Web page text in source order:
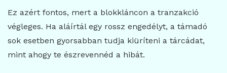
Ez azért fontos, mert a blokkláncon a tranzakció
végleges. Ha aláírtál egy rossz engedélyt, a támadó
sok esetben gyorsabban tudja kiüríteni a tárcádat,
mint ahogy te észrevennéd a hibát.